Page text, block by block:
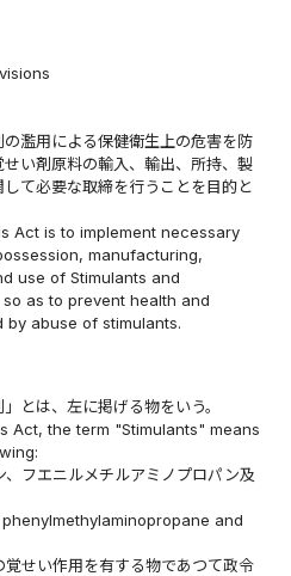
濫用による保健衛生上の危害を防
い剤原料の輸入、輸出、所持、製
て必要な取締を行うことを目的と
Act is to implement necessary
manufacturing,
use of Stimulants and
as to prevent health and
abuse of stimulants.
とは、左に掲げる物をいう。
Act, the term "Stimulants" means
、フエニルメチルアミノプロパン及
and
せい作用を有する物であつて政令